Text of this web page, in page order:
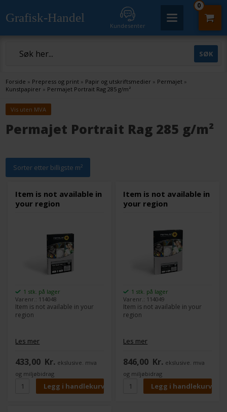
Grafisk-Handel
Kundesenter
0
Forside » Prepress og print » Papir og utskriftsmedier » Permajet »
Kunstpapirer » Permajet Portrait Rag 285 g/m²
Vis uten MVA
Permajet Portrait Rag 285 g/m²
Sorter etter billigste m²
Item is not available in
your region
1 stk. på lager
Varenr.: 114048
Item is not available in your
region
Les mer
433,00 Kr. ekslusive. mva
og miljøbidrag
Item is not available in
your region
1 stk. på lager
Varenr.: 114049
Item is not available in your
region
Les mer
846,00 Kr. ekslusive. mva
og miljøbidrag